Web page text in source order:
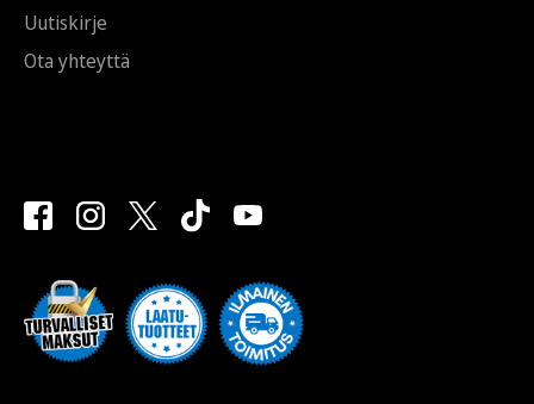
Uutiskirje
Ota yhteyttä